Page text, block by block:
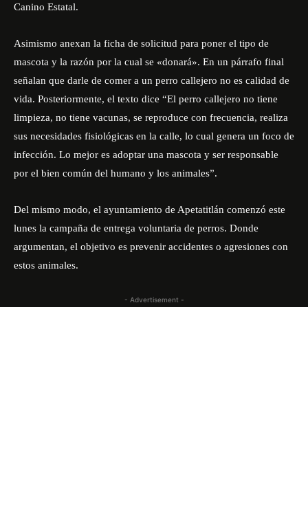
Canino Estatal.
Asimismo anexan la ficha de solicitud para poner el tipo de
mascota y la razón por la cual se «donará». En un párrafo final
señalan que darle de comer a un perro callejero no es calidad de
vida. Posteriormente, el texto dice “El perro callejero no tiene
limpieza, no tiene vacunas, se reproduce con frecuencia, realiza
sus necesidades fisiológicas en la calle, lo cual genera un foco de
infección. Lo mejor es adoptar una mascota y ser responsable
por el bien común del humano y los animales”.
Del mismo modo, el ayuntamiento de Apetatitlán comenzó este
lunes la campaña de entrega voluntaria de perros. Donde
argumentan, el objetivo es prevenir accidentes o agresiones con
estos animales.
- Advertisement -